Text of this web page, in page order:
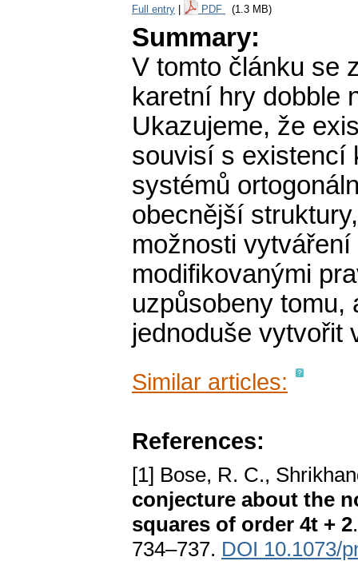
Full entry PDF (1.3 MB)
Summary:
V tomto článku se
karetní hry dobble
Ukazujeme, že
souvisí s existencí
systémů
obecnější
možnosti
modifikovanými
uzpůsobeny tomu,
jednoduše vytvořit
Similar articles:
References:
[1] Bose, R. C.,
conjecture about the
squares of order 4t + 2
734–737. DOI 10.1073/